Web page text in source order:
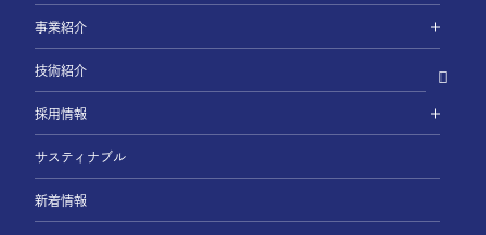
事業紹介
技術紹介
採用情報
サスティナブル
新着情報